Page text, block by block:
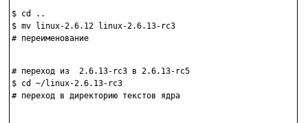
$ cd ..
$ mv linux-2.6.12 linux-2.6.13-rc3
# переименование
# переход из  2.6.13-rc3 в 2.6.13-rc5
$ cd ~/linux-2.6.13-rc3
# переход в директорию текстов ядра